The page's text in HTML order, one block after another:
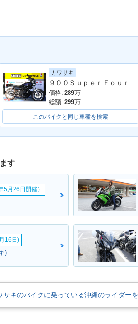
カワサキ
９００ＳｕｐｅｒＦｏｕｒ（Ｚ−Ｉ） オリジナルカラー ショート管 ＣＲキャブ
価格: 289万
総額: 299万
このバイクと同じ車種を検索
す
月26日開催）
16日)
)
サキのバイクに乗っている沖縄のライダー